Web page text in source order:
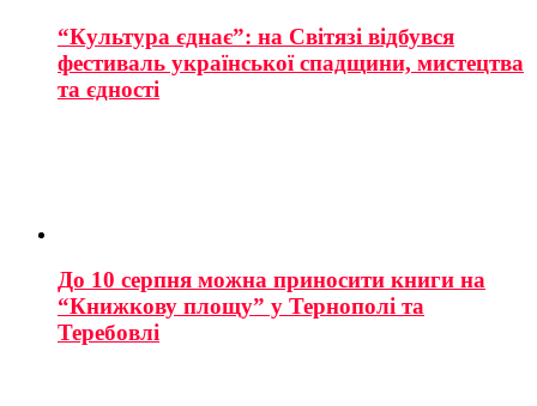
“Культура єднає”: на Світязі відбувся
фестиваль української спадщини, мистецтва
та єдності
До 10 серпня можна приносити книги на
“Книжкову площу” у Тернополі та
Теребовлі